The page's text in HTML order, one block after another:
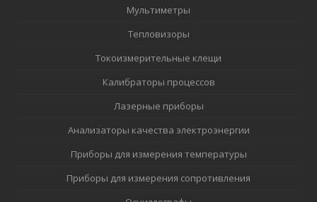
Мультиметры
Тепловизоры
Токоизмерительные клещи
Калибраторы процессов
Лазерные приборы
Анализаторы качества электроэнергии
Приборы для измерения температуры
Приборы для измерения сопротивления